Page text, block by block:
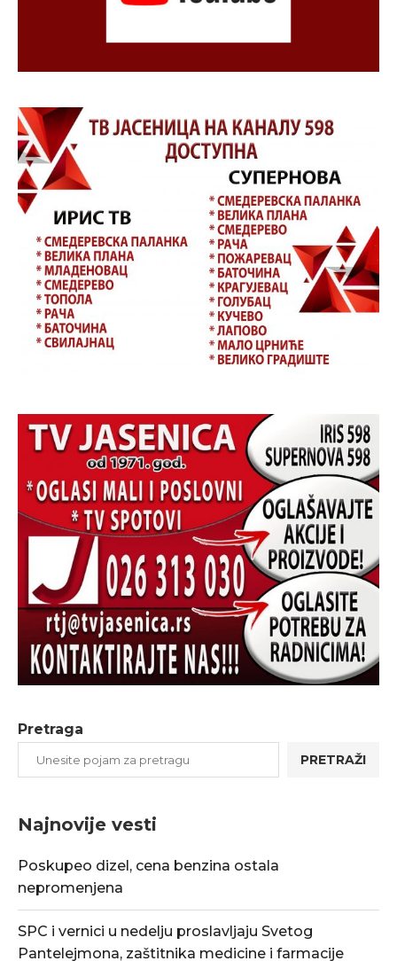
Pretraga
PRETRAŽI
Najnovije vesti
Poskupeo dizel, cena benzina ostala
nepromenjena
SPC i vernici u nedelju proslavljaju Svetog
Pantelejmona, zaštitnika medicine i farmacije